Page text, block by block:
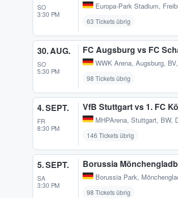
SO
3:30 PM
Europa-Park Stadium,
63 Tickets übrig
30. AUG.
SO
5:30 PM
FC Augsburg vs FC
WWK Arena, Augsburg,
98 Tickets übrig
4. SEPT.
FR
8:30 PM
VfB Stuttgart vs 1. FC
MHPArena, Stuttgart, BW,
146 Tickets übrig
5. SEPT.
SA
3:30 PM
Borussia
Borussia Park,
98 Tickets übrig